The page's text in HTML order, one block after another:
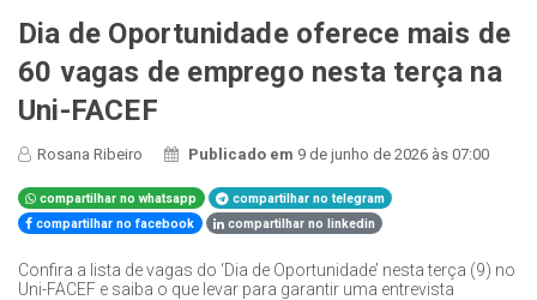
Dia de Oportunidade oferece mais de
60 vagas de emprego nesta terça na
Uni-FACEF
Rosana Ribeiro Publicado em 9 de junho de 2026 às 07:00
compartilhar no whatsapp
compartilhar no telegram
compartilhar no facebook
compartilhar no linkedin
Confira a lista de vagas do ‘Dia de Oportunidade’ nesta terça (9) no
Uni-FACEF e saiba o que levar para garantir uma entrevista